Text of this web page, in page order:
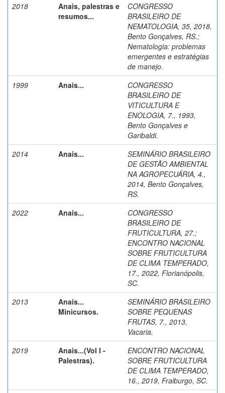
2018
Anais, palestras e
resumos...
CONGRESSO
BRASILEIRO DE
NEMATOLOGIA, 35, 2018,
Bento Gonçalves, RS.;
Nematologia: problemas
emergentes e estratégias
de manejo.
1999
Anais...
CONGRESSO
BRASILEIRO DE
VITICULTURA E
ENOLOGIA, 7., 1993,
Bento Gonçalves e
Garibaldi.
2014
Anais...
SEMINÁRIO BRASILEIRO
DE GESTÃO AMBIENTAL
NA AGROPECUÁRIA, 4.,
2014, Bento Gonçalves,
RS.
2022
Anais...
CONGRESSO
BRASILEIRO DE
FRUTICULTURA, 27.;
ENCONTRO NACIONAL
SOBRE FRUTICULTURA
DE CLIMA TEMPERADO,
17., 2022, Florianópolis,
SC.
2013
Anais...
Minicursos.
SEMINÁRIO BRASILEIRO
SOBRE PEQUENAS
FRUTAS, 7., 2013,
Vacaria.
2019
Anais...(Vol I -
Palestras).
ENCONTRO NACIONAL
SOBRE FRUTICULTURA
DE CLIMA TEMPERADO,
16., 2019, Fraiburgo, SC.